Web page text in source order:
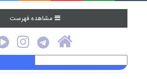
مشاهده فهرست